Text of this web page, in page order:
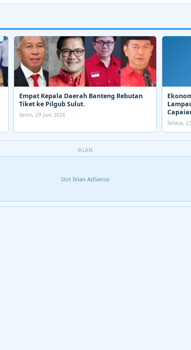
Empat Kepala Daerah Banteng Rebutan
Tiket ke Pilgub Sulut.
Senin, 29 Juni 2026
Selasa,
IKLAN
Slot Iklan AdSense